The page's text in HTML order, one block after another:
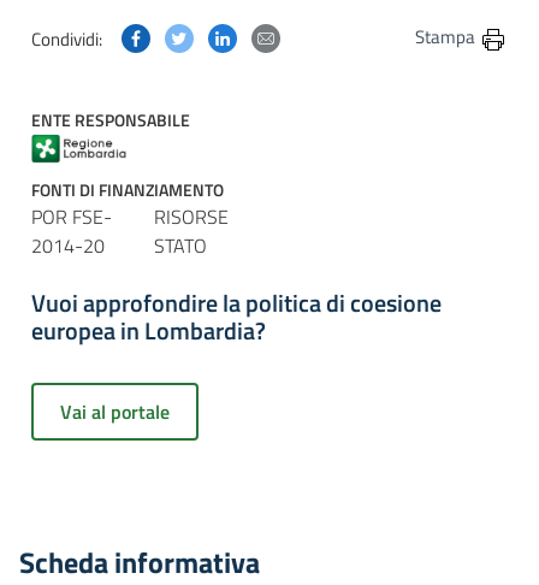
Condividi: Condividi questa pagina su Facebook
Condividi questa pagina su Twitter
Condividi questa pagina su Linkedin
Condividi questa pagina via
Stampa
ENTE RESPONSABILE
FONTI DI FINANZIAMENTO
POR FSE-
2014-20
RISORSE
STATO
Vuoi approfondire la politica di coesione
europea in Lombardia?
Vai al portale
Scheda informativa